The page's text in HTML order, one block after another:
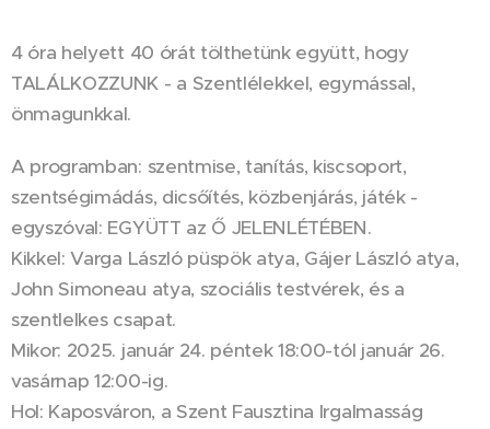
4 óra helyett 40 órát tölthetünk együtt, hogy
TALÁLKOZZUNK - a Szentlélekkel, egymással,
önmagunkkal.
A programban: szentmise, tanítás, kiscsoport,
szentségimádás, dicsőítés, közbenjárás, játék -
egyszóval: EGYÜTT az Ő JELENLÉTÉBEN.
Kikkel: Varga László püspök atya, Gájer László atya,
John Simoneau atya, szociális testvérek, és a
szentlelkes csapat.
Mikor: 2025. január 24. péntek 18:00-tól január 26.
vasárnap 12:00-ig.
Hol: Kaposváron, a Szent Fausztina Irgalmasság